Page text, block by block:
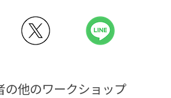
の他のワークショップ